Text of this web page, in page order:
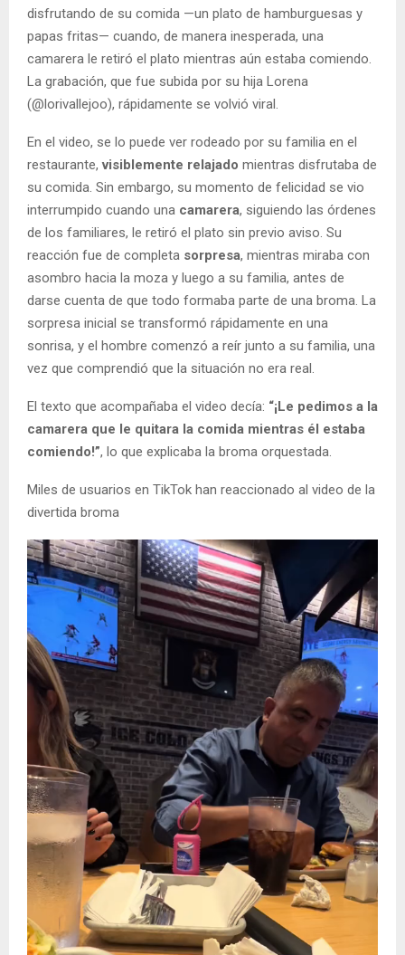
disfrutando de su comida —un plato de hamburguesas y
papas fritas— cuando, de manera inesperada, una
camarera le retiró el plato mientras aún estaba comiendo.
La grabación, que fue subida por su hija Lorena
(@lorivallejoo), rápidamente se volvió viral.
En el video, se lo puede ver rodeado por su familia en el
restaurante,visiblemente relajado mientras disfrutaba de
su comida. Sin embargo, su momento de felicidad se vio
interrumpido cuando una camarera, siguiendo las órdenes
de los familiares, le retiró el plato sin previo aviso. Su
reacción fue de completa sorpresa, mientras miraba con
asombro hacia la moza y luego a su familia, antes de
darse cuenta de que todo formaba parte de una broma. La
sorpresa inicial se transformó rápidamente en una
sonrisa, y el hombre comenzó a reír junto a su familia, una
vez que comprendió que la situación no era real.
El texto que acompañaba el video decía: “¡Le pedimos a la
camarera que le quitara la comida mientras él estaba
comiendo!”, lo que explicaba la broma orquestada.
Miles de usuarios en TikTok han reaccionado al video de la
divertida broma